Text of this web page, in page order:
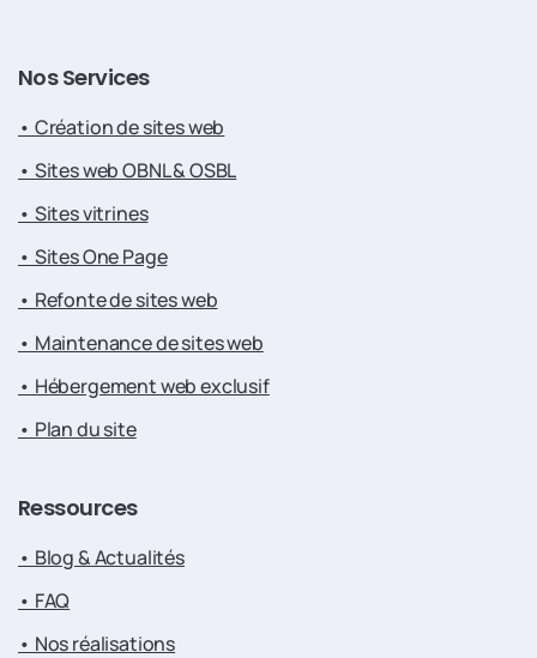
NosServices
• Création de sites web
• Sites web OBNL & OSBL
• Sites vitrines
• Sites One Page
• Refonte de sites web
• Maintenance de sites web
• Hébergement web exclusif
• Plan du site
Ressources
• Blog & Actualités
• FAQ
• Nos réalisations